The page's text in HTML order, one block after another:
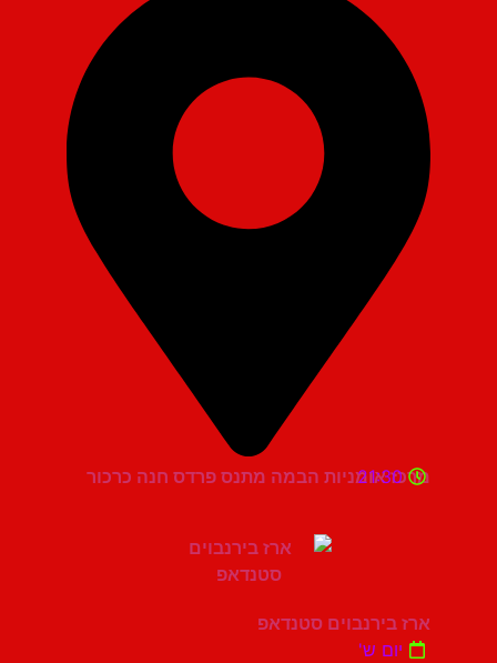
מרכז אומניות הבמה מתנס פרדס חנה כרכור
21:30
ארז בירנבוים סטנדאפ
יום ש'